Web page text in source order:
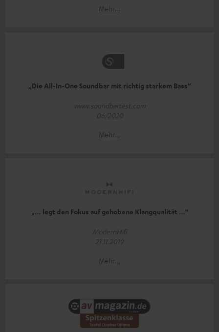
Mehr...
„Die All-In-One Soundbar mit richtig starkem Bass“
www.soundbartest.com
06/2020
Mehr...
„… legt den Fokus auf gehobene Klangqualität …“
ModernHifi
21.11.2019
Mehr...